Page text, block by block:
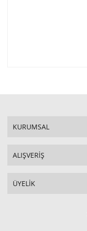
KURUMSAL
ALIŞVERİŞ
ÜYELİK